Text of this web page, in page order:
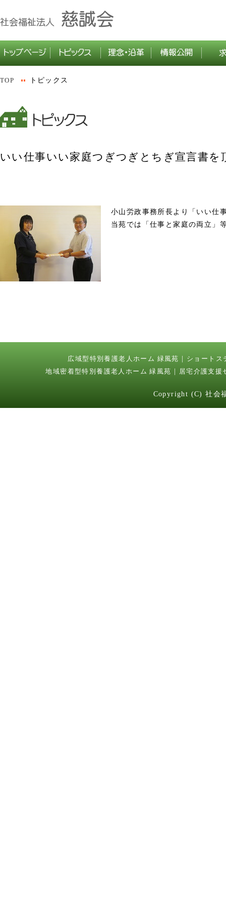
TOP トピックス
いい仕事いい家庭つぎつぎとちぎ宣言書を
小山労政事務所長より「いい仕
当苑では「仕事と家庭の両立」
広域型特別養護老人ホーム 緑風苑
ショートス
地域密着型特別養護老人ホーム 緑風苑
居宅介護支援
Copyright (C) 社会